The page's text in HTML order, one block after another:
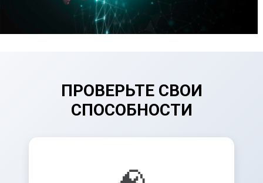
ПРОВЕРЬТЕ СВОИ
СПОСОБНОСТИ